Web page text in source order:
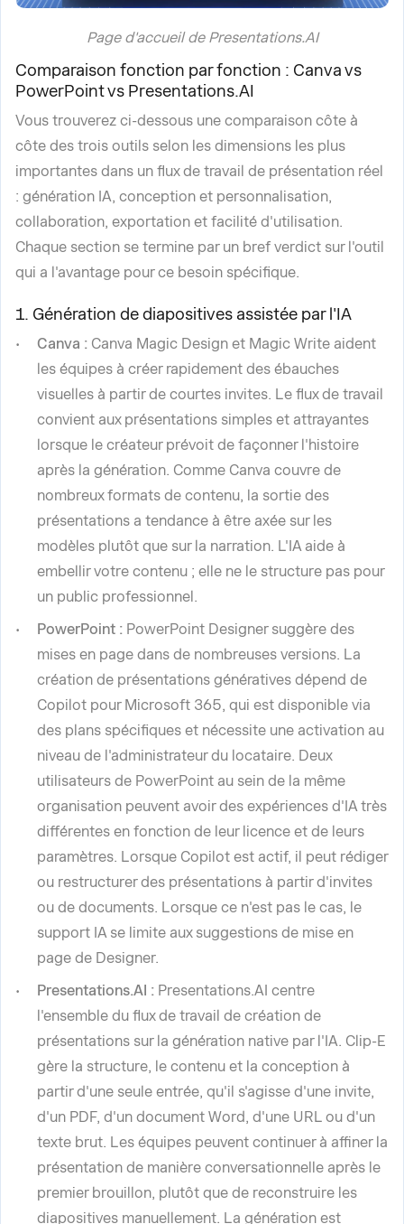
Page d'accueil de Presentations.AI
Comparaison fonction par fonction : Canva vs
PowerPoint vs Presentations.AI
Vous trouverez ci-dessous une comparaison côte à
côte des trois outils selon les dimensions les plus
importantes dans un flux de travail de présentation réel
: génération IA, conception et personnalisation,
collaboration, exportation et facilité d'utilisation.
Chaque section se termine par un bref verdict sur l'outil
qui a l'avantage pour ce besoin spécifique.
1. Génération de diapositives assistée par l'IA
Canva : Canva Magic Design et Magic Write aident
les équipes à créer rapidement des ébauches
visuelles à partir de courtes invites. Le flux de travail
convient aux présentations simples et attrayantes
lorsque le créateur prévoit de façonner l'histoire
après la génération. Comme Canva couvre de
nombreux formats de contenu, la sortie des
présentations a tendance à être axée sur les
modèles plutôt que sur la narration. L'IA aide à
embellir votre contenu ; elle ne le structure pas pour
un public professionnel.
PowerPoint : PowerPoint Designer suggère des
mises en page dans de nombreuses versions. La
création de présentations génératives dépend de
Copilot pour Microsoft 365, qui est disponible via
des plans spécifiques et nécessite une activation au
niveau de l'administrateur du locataire. Deux
utilisateurs de PowerPoint au sein de la même
organisation peuvent avoir des expériences d'IA très
différentes en fonction de leur licence et de leurs
paramètres. Lorsque Copilot est actif, il peut rédiger
ou restructurer des présentations à partir d'invites
ou de documents. Lorsque ce n'est pas le cas, le
support IA se limite aux suggestions de mise en
page de Designer.
Presentations.AI : Presentations.AI centre
l'ensemble du flux de travail de création de
présentations sur la génération native par l'IA. Clip-E
gère la structure, le contenu et la conception à
partir d'une seule entrée, qu'il s'agisse d'une invite,
d'un PDF, d'un document Word, d'une URL ou d'un
texte brut. Les équipes peuvent continuer à affiner la
présentation de manière conversationnelle après le
premier brouillon, plutôt que de reconstruire les
diapositives manuellement. La génération est